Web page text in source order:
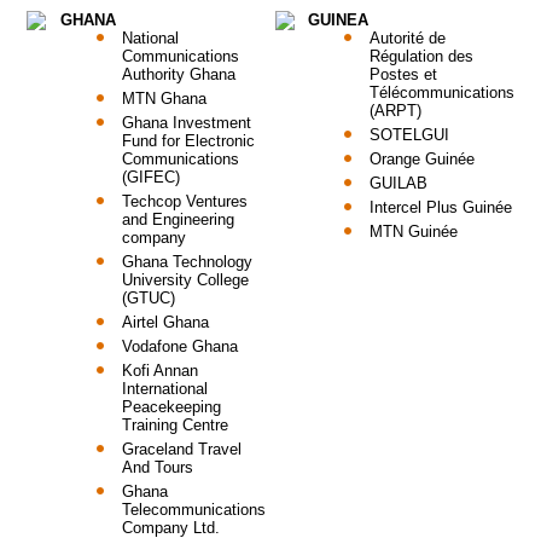
GHANA
National
Communications
Authority Ghana
MTN Ghana
Ghana Investment
Fund for Electronic
Communications
(GIFEC)
Techcop Ventures
and Engineering
company
Ghana Technology
University College
(GTUC)
Airtel Ghana
Vodafone Ghana
Kofi Annan
International
Peacekeeping
Training Centre
Graceland Travel
And Tours
Ghana
Telecommunications
Company Ltd.
GUINEA
Autorité de
Régulation des
Postes et
Télécommunications
(ARPT)
SOTELGUI
Orange Guinée
GUILAB
Intercel Plus Guinée
MTN Guinée